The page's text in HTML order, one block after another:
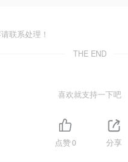
联系处理！
THE END
喜欢就支持一下吧
点赞0 分享